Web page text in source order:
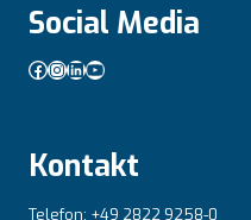
Social Media
Facebook
Instagram
LinkedIn
YouTube
Kontakt
Telefon: +49 2822 9258-0